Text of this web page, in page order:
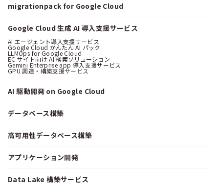
migrationpack for Google Cloud
Google Cloud 生成 AI 導入支援サービス
AI エージェント導入支援サービス
Google Cloud かんたん AI パック
LLMOps for Google Cloud
EC サイト向け AI 検索ソリューション
Gemini Enterprise app 導入支援サービス
GPU 調達・構築支援サービス
AI 駆動開発 on Google Cloud
データベース構築
高可用性データベース構築
アプリケーション開発
Data Lake 構築サービス